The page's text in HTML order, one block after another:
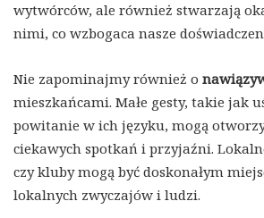
wytwórców, ale również stwarzają
nimi, co wzbogaca nasze
Nie zapominajmy również o
mieszkańcami. Małe gesty, takie jak
powitanie w ich języku, mogą
ciekawych spotkań i przyjaźni.
czy kluby mogą być doskonałym
lokalnych zwyczajów i ludzi.